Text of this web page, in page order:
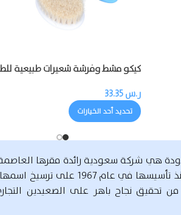
كيكو مشط وفرشة شعيرات طبيعية
ر.س
تحديد أحد الخيارات
هي شركة سعودية رائدة مقرها
أرجاء المملكة. دأبت الشركة منذ
تحقيق نجاح باهر على الصعيدين